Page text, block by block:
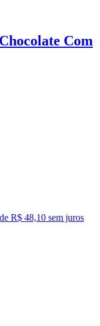
Com
R$ 48,10 sem juros